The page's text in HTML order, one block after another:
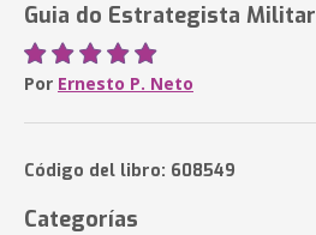
Guia do Estrategista Militar
Por Ernesto P. Neto
Código del libro: 608549
Categorías